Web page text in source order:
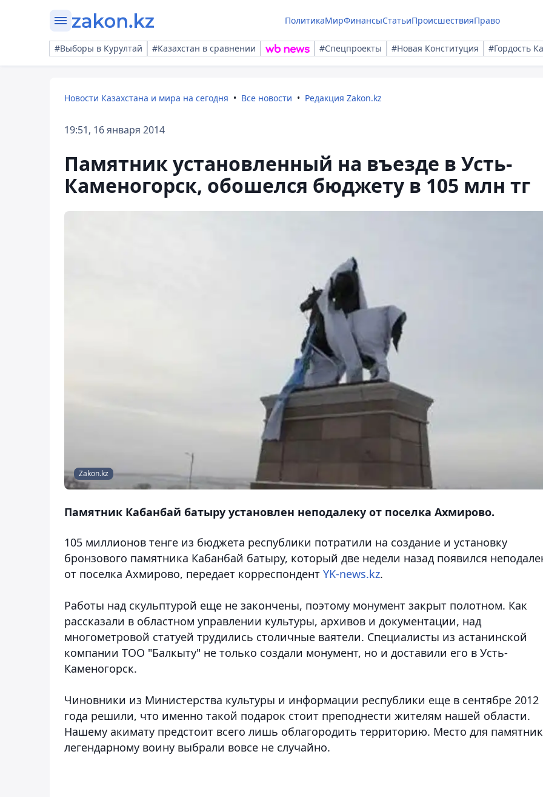
ПолитикаМирФинансыСтатьиПроисшествияПраво
#Выборы в Курултай #Казахстан в сравнении #Спецпроекты #Новая Конституция #Гордость
Новости Казахстана и мира на сегодня Все новости Редакция Zakon.kz
19:51, 16 января 2014
Памятник установленный на въезде в Усть-
Каменогорск, обошелся бюджету в 105 млн тг
Zakon.kz
Памятник Кабанбай батыру установлен неподалеку от поселка Ахмирово.
105 миллионов тенге из бюджета республики потратили на создание и установку
бронзового памятника Кабанбай батыру, который две недели назад появился
от поселка Ахмирово, передает корреспондент YK-news.kz.
Работы над скульптурой еще не закончены, поэтому монумент закрыт полотном. Как
рассказали в областном управлении культуры, архивов и документации, над
многометровой статуей трудились столичные ваятели. Специалисты из астанинской
компании ТОО "Балкыту" не только создали монумент, но и доставили его в Усть-
Каменогорск.
Чиновники из Министерства культуры и информации республики еще в сентябре 2012
года решили, что именно такой подарок стоит преподнести жителям нашей области.
Нашему акимату предстоит всего лишь облагородить территорию. Место для
легендарному воину выбрали вовсе не случайно.